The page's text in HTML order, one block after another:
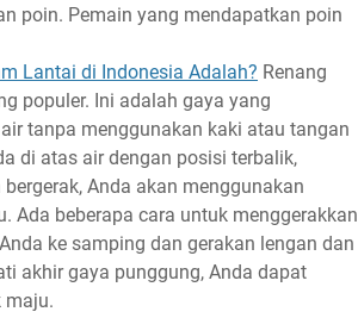
poin. Pemain yang mendapatkan poin
Lantai di Indonesia Adalah? Renang
populer. Ini adalah gaya yang
tanpa menggunakan kaki atau tangan
di atas air dengan posisi terbalik,
Anda akan menggunakan
Ada beberapa cara untuk menggerakkan
ke samping dan gerakan lengan dan
akhir gaya punggung, Anda dapat
maju.